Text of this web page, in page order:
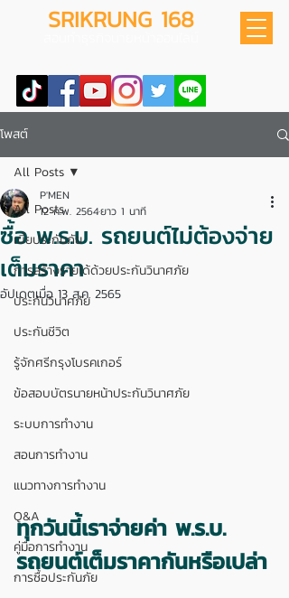
SRIKRUNG 168
โพสต์
All Posts
เบี้ยประกันภัย
การสร้างรายได้ด้วยประกันวินาศภัย
ประกันวินาศภัย
ประกันชีวิต
รู้จักศรีกรุงโบรคเกอร์
ข้อสอบบัตรนายหน้าประกันวินาศภัย
ระบบการทำงาน
สอนการทำงาน
แนวทางการทำงาน
Q&A
คู่มือการทำงาน
การซื้อประกันภัย
All Posts
ซื้อ พ.ร.บ. รถยนต์ไม่ต้องจ่าย
เต็มราคา
P'MEN
12 ก.พ. 2564ยาว 1 นาที
อัปเดตเมื่อ13 ส.ค. 2565
ทุกวันนี้เราจ่ายค่า พ.ร.บ.
รถยนต์เต็มราคากันหรือเปล่า